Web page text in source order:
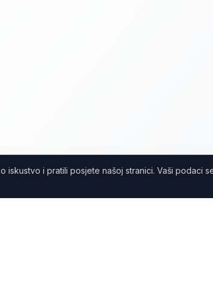
i pratili posjete našoj stranici. Vaši podaci